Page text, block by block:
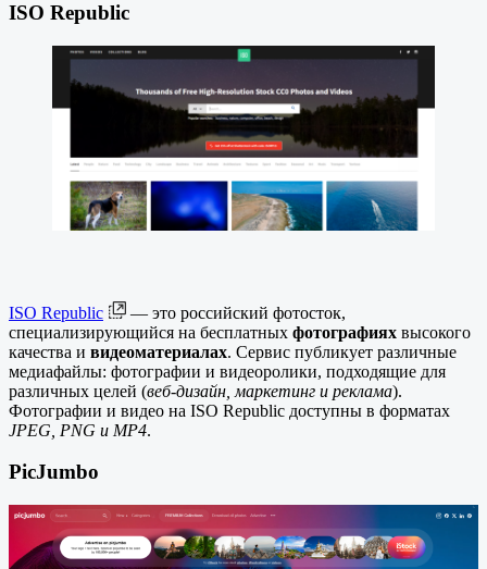
ISO Republic
ISO Republic
— это российский фотосток,
специализирующийся на бесплатных фотографиях высокого
качества и видеоматериалах. Сервис публикует различные
медиафайлы: фотографии и видеоролики, подходящие для
различных целей (веб-дизайн, маркетинг и реклама).
Фотографии и видео на ISO Republic доступны в форматах
JPEG, PNG и MP4.
PicJumbo